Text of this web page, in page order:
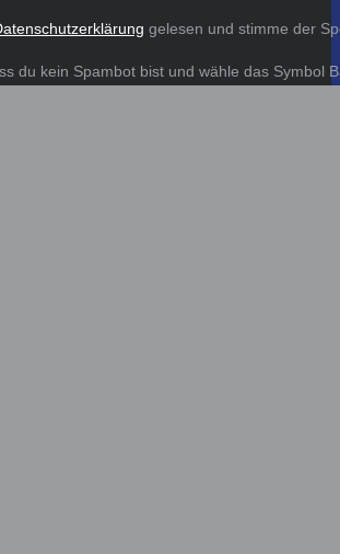
gelesen und stimme der
du kein Spambot bist und wähle das Symbol